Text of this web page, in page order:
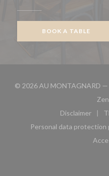
BOOK A TABLE
© 2026 AU MONTAGNARD
Disclaimer
((opens
Personal data protection